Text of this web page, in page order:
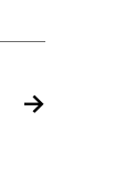
→